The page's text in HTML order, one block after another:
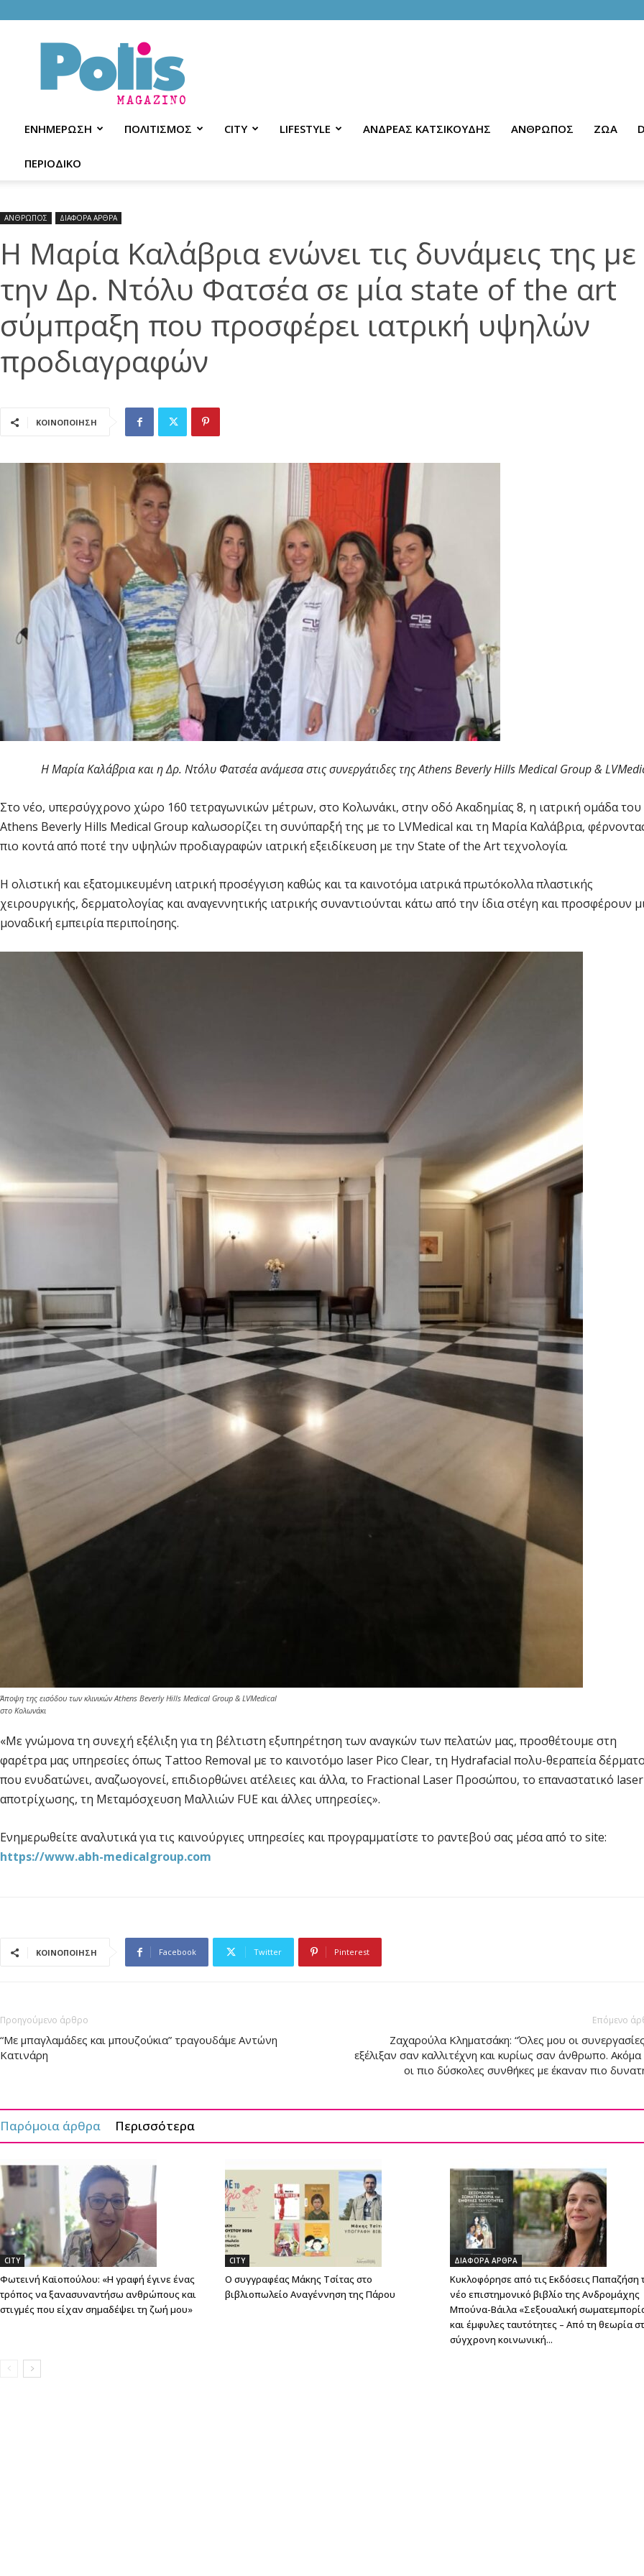
Polis
Magazino
ΕΝΗΜΕΡΩΣΗ ΠΟΛΙΤΙΣΜΟΣ CITY LIFESTYLE ΑΝΔΡΕΑΣ ΚΑΤΣΙΚΟΥΔΗΣ ΑΝΘΡΩΠΟΣ ΖΩΑ
ΠΕΡΙΟΔΙΚΟ
ΑΝΘΡΩΠΟΣ ΔΙΑΦΟΡΑ ΑΡΘΡΑ
Η Μαρία Καλάβρια ενώνει τις δυνάμεις της με
την Δρ. Ντόλυ Φατσέα σε μία state of the αrt
σύμπραξη που προσφέρει ιατρική υψηλών
προδιαγραφών
ΚΟΙΝΟΠΟΙΗΣΗ
Η Μαρία Καλάβρια και η Δρ. Ντόλυ Φατσέα ανάμεσα στις συνεργάτιδες της Athens Beverly Hills Medical Group &
Στο νέο, υπερσύγχρονο χώρο 160 τετραγωνικών μέτρων, στο Κολωνάκι, στην οδό Ακαδημίας 8, η ιατρική ομάδα του
Athens Beverly Hills Medical Group καλωσορίζει τη συνύπαρξή της με το LVMedical και τη Μαρία Καλάβρια,
πιο κοντά από ποτέ την υψηλών προδιαγραφών ιατρική εξειδίκευση με την State of the Art τεχνολογία.
Η ολιστική και εξατομικευμένη ιατρική προσέγγιση καθώς και τα καινοτόμα ιατρικά πρωτόκολλα πλαστικής
χειρουργικής, δερματολογίας και αναγεννητικής ιατρικής συναντιούνται κάτω από την ίδια στέγη και προσφέρουν
μοναδική εμπειρία περιποίησης.
Άποψη της εισόδου των κλινικών Athens Beverly Hills Medical Group & LVMedical
στο Κολωνάκι
«Με γνώμονα τη συνεχή εξέλιξη για τη βέλτιστη εξυπηρέτηση των αναγκών των πελατών μας, προσθέτουμε στη
φαρέτρα μας υπηρεσίες όπως Tattoo Removal με το καινοτόμο laser Pico Clear, τη Hydrafacial πολυ-θεραπεία
που ενυδατώνει, αναζωογονεί, επιδιορθώνει ατέλειες και άλλα, το Fractional Laser Προσώπου, το επαναστατικό laser
αποτρίχωσης, τη Μεταμόσχευση Μαλλιών FUE και άλλες υπηρεσίες».
Ενημερωθείτε αναλυτικά για τις καινούργιες υπηρεσίες και προγραμματίστε το ραντεβού σας μέσα από το site:
https://www.abh-medicalgroup.com
ΚΟΙΝΟΠΟΙΗΣΗ Facebook Twitter Pinterest
Προηγούμενο άρθρο
“Με μπαγλαμάδες και μπουζούκια” τραγουδάμε Αντώνη
Κατινάρη
Επόμενο
Ζαχαρούλα Κληματσάκη: “Όλες μου οι
εξέλιξαν σαν καλλιτέχνη και κυρίως σαν άνθρωπο. Ακόμα
οι πιο δύσκολες συνθήκες με έκαναν πιο
Παρόμοια άρθρα Περισσότερα
CITY
Φωτεινή Καϊοπούλου: «Η γραφή έγινε ένας
τρόπος να ξανασυναντήσω ανθρώπους και
στιγμές που είχαν σημαδέψει τη ζωή μου»
CITY
Ο συγγραφέας Μάκης Τσίτας στο
βιβλιοπωλείο Αναγέννηση της Πάρου
ΔΙΑΦΟΡΑ ΑΡΘΡΑ
Κυκλοφόρησε από τις Εκδόσεις Παπαζήση
νέο επιστημονικό βιβλίο της Ανδρομάχης
Μπούνα-Βάιλα «Σεξουαλική
και έμφυλες ταυτότητες – Από τη θεωρία
σύγχρονη κοινωνική...